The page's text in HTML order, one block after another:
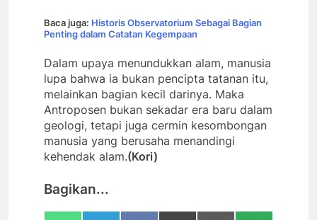
Baca juga: Historis Observatorium Sebagai Bagian
Penting dalam Catatan Kegempaan
Dalam upaya menundukkan alam, manusia
lupa bahwa ia bukan pencipta tatanan itu,
melainkan bagian kecil darinya. Maka
Antroposen bukan sekadar era baru dalam
geologi, tetapi juga cermin kesombongan
manusia yang berusaha menandingi
kehendak alam.(Kori)
Bagikan...